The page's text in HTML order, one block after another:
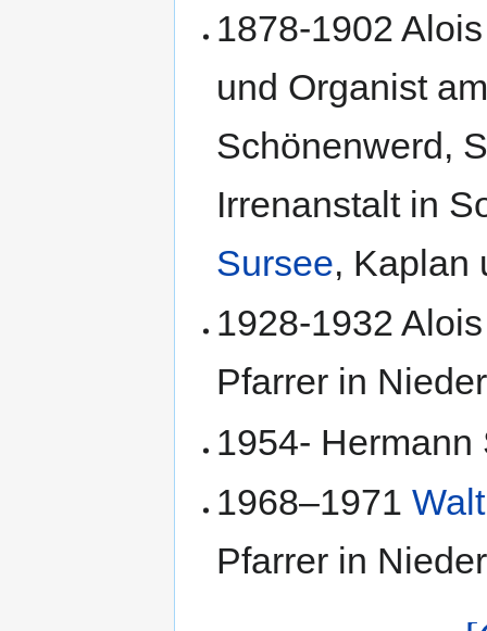
1878-1902
und Organist
Schönenwerd,
Irrenanstalt in
Sursee, Kaplan
1928-1932
Pfarrer in
1954-
1968–1971
Pfarrer in